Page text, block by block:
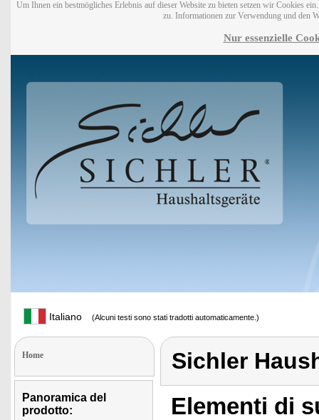
Um Ihnen ein bestmögliches Erlebnis auf dieser Website zu bieten setzen wir Cookies
zu. Informationen zur Verwendung und den
Nur essenzielle
Italiano (Alcuni testi sono stati tradotti automaticamente.)
Home
Panoramica del
prodotto:
Sichler
Elementi di